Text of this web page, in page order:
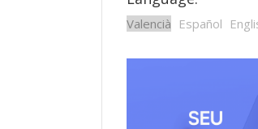
Valencià Español